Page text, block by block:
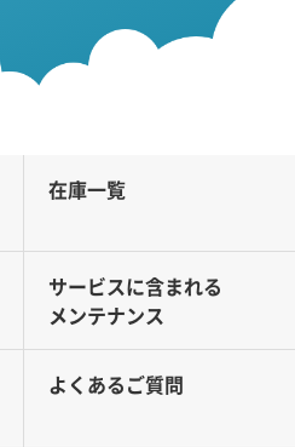
在庫一覧
サービスに含まれる
メンテナンス
よくあるご質問